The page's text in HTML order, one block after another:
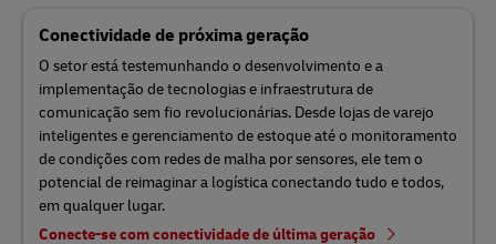
Conectividade de próxima geração
O setor está testemunhando o desenvolvimento e a
implementação de tecnologias e infraestrutura de
comunicação sem fio revolucionárias. Desde lojas de varejo
inteligentes e gerenciamento de estoque até o monitoramento
de condições com redes de malha por sensores, ele tem o
potencial de reimaginar a logística conectando tudo e todos,
em qualquer lugar.
Conecte-se com conectividade de última geração